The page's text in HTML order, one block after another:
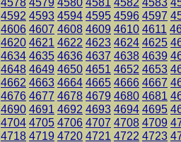
4592 4593 4594 4595 4596 4597
4606 4607 4608 4609 4610 4611
4620 4621 4622 4623 4624 4625
4634 4635 4636 4637 4638 4639
4648 4649 4650 4651 4652 4653
4662 4663 4664 4665 4666 4667
4676 4677 4678 4679 4680 4681
4690 4691 4692 4693 4694 4695
4704 4705 4706 4707 4708 4709
4718 4719 4720 4721 4722 4723